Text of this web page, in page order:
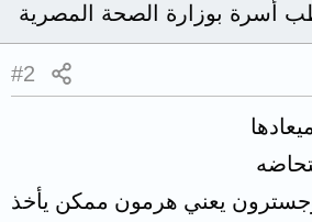
أسرة بوزارة الصحة المصرية
#2
يعني هرمون ممكن يأخذ